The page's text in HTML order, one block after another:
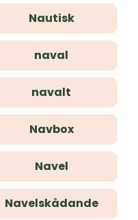
Nautisk
naval
navalt
Navbox
Navel
Navelskådande